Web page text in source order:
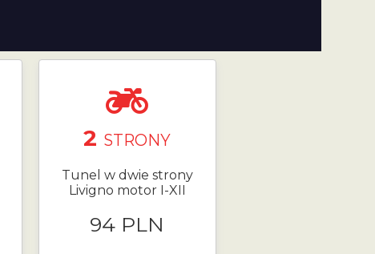
2 STRONY
Tunel w dwie strony
Livigno motor I-XII
94 PLN